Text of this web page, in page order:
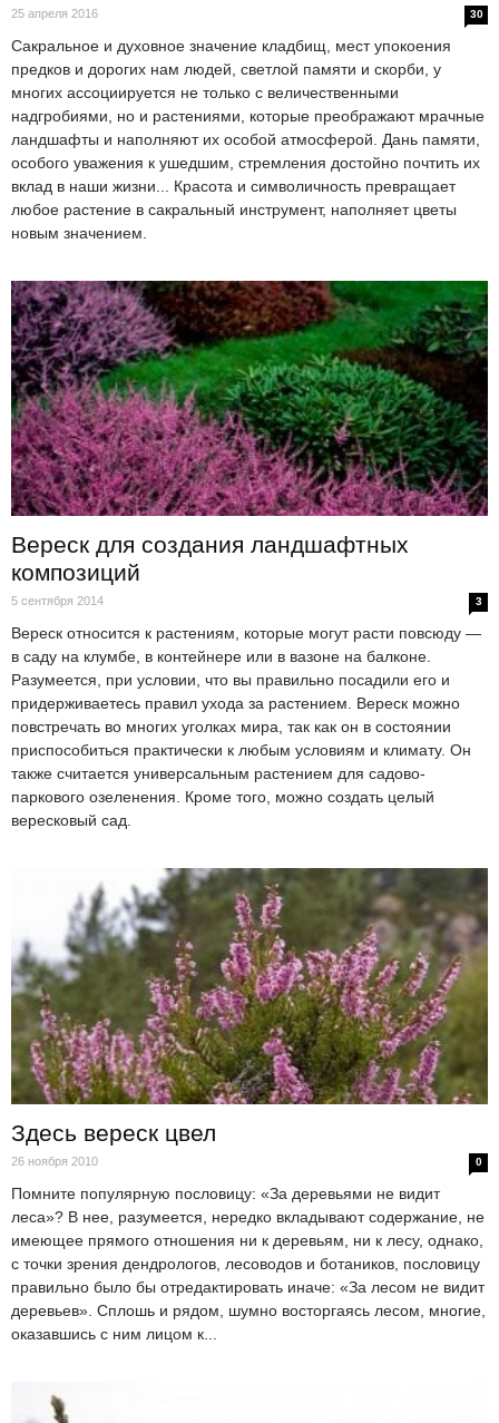
25 апреля 2016 30
Сакральное и духовное значение кладбищ, мест упокоения
предков и дорогих нам людей, светлой памяти и скорби, у
многих ассоциируется не только с величественными
надгробиями, но и растениями, которые преображают мрачные
ландшафты и наполняют их особой атмосферой. Дань памяти,
особого уважения к ушедшим, стремления достойно почтить их
вклад в наши жизни... Красота и символичность превращает
любое растение в сакральный инструмент, наполняет цветы
новым значением.
Вереск для создания ландшафтных
композиций
5 сентября 2014 3
Вереск относится к растениям, которые могут расти повсюду —
в саду на клумбе, в контейнере или в вазоне на балконе.
Разумеется, при условии, что вы правильно посадили его и
придерживаетесь правил ухода за растением. Вереск можно
повстречать во многих уголках мира, так как он в состоянии
приспособиться практически к любым условиям и климату. Он
также считается универсальным растением для садово-
паркового озеленения. Кроме того, можно создать целый
вересковый сад.
Здесь вереск цвел
26 ноября 2010 0
Помните популярную пословицу: «За деревьями не видит
леса»? В нее, разумеется, нередко вкладывают содержание, не
имеющее прямого отношения ни к деревьям, ни к лесу, однако,
с точки зрения дендрологов, лесоводов и ботаников, пословицу
правильно было бы отредактировать иначе: «За лесом не видит
деревьев». Сплошь и рядом, шумно восторгаясь лесом, многие,
оказавшись с ним лицом к...